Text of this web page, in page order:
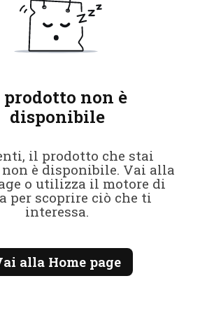
non è
disponibile
il prodotto che stai
non è disponibile. Vai alla
o utilizza il motore di
per scoprire ciò che ti
interessa.
alla Home page